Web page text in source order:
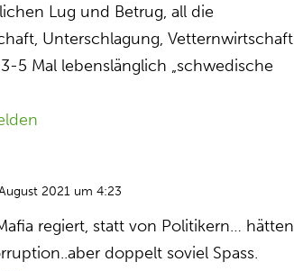
Lug und Betrug, all die
Unterschlagung, Vetternwirtschaft
5 Mal lebenslänglich „schwedische
2021 um 4:23
regiert, statt von Politikern… hätten
doppelt soviel Spass.